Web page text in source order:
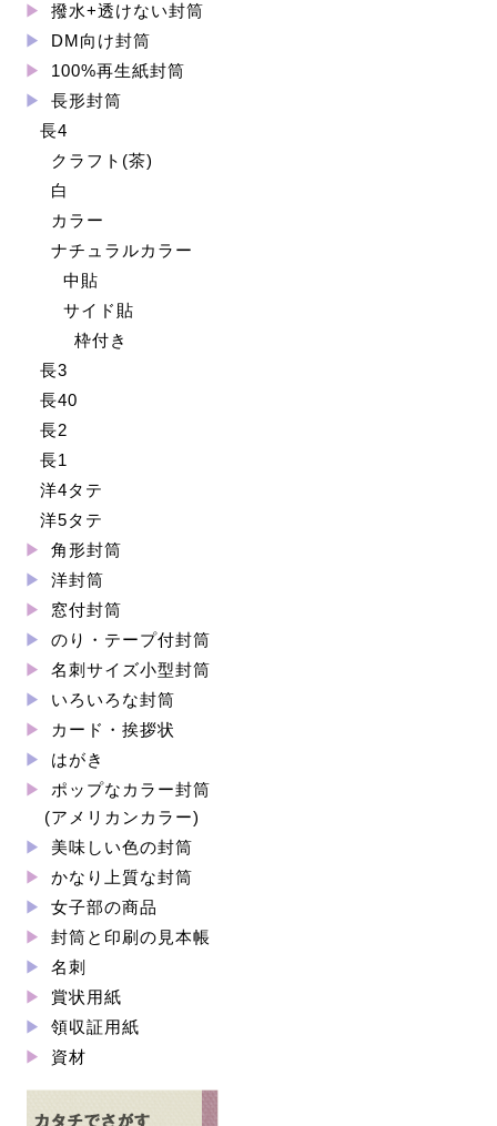
撥水+透けない封筒
DM向け封筒
100%再生紙封筒
長形封筒
長4
クラフト(茶)
白
カラー
ナチュラルカラー
中貼
サイド貼
枠付き
長3
長40
長2
長1
洋4タテ
洋5タテ
角形封筒
洋封筒
窓付封筒
のり・テープ付封筒
名刺サイズ小型封筒
いろいろな封筒
カード・挨拶状
はがき
ポップなカラー封筒
(アメリカンカラー)
美味しい色の封筒
かなり上質な封筒
女子部の商品
封筒と印刷の見本帳
名刺
賞状用紙
領収証用紙
資材